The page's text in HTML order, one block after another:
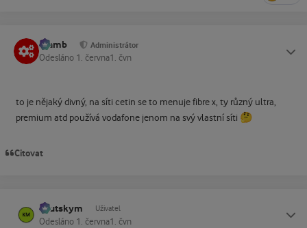
Slamb Administrátor
Odesláno 1. června1. čvn
to je nějaký divný, na síti cetin se to menuje fibre x, ty různý ultra,
premium atd používá vodafone jenom na svý vlastní síti 🤔
Citovat
kautskym Uživatel
Odesláno 1. června1. čvn